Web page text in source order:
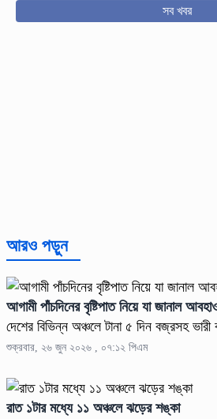
সব খবর
আরও পড়ুন
আগামী পাঁচদিনের বৃষ্টিপাত নিয়ে যা জানাল
দেশের বিভিন্ন অঞ্চলে টানা ৫ দিন বজ্রসহ ভারী
শুক্রবার, ২৬ জুন ২০২৬ , ০৭:১২ পিএম
রাত ১টার মধ্যে ১১ অঞ্চলে ঝড়ের শঙ্কা